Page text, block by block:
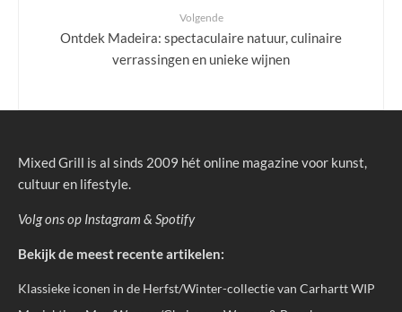
Volgende
Ontdek Madeira: spectaculaire natuur, culinaire
verrassingen en unieke wijnen
Mixed Grill is al sinds 2009 hét online magazine voor kunst,
cultuur en lifestyle.
Volg ons op Instagram & Spotify
Bekijk de meest recente artikelen:
Klassieke iconen in de Herfst/Winter-collectie van Carhartt WIP